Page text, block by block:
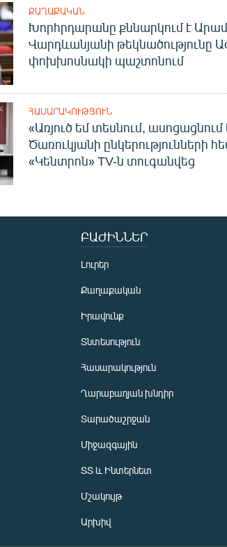
ՔԱՂԱՔԱԿԱՆ
Խորհրդարանը քննարկում է Արամ
Վարդևանյանի թեկնածությունը
փոխխոսնակի պաշտոնում
ՀԱՍԱՐԱԿՈՒԹՅՈՒՆ
«Առյուծ եմ տեսնում, ասոցացնում
Ծառուկյանի ընկերությունների
«Կենտրոն» TV-ն տուգանվեց
ԲԱԺԻՆՆԵՐ
Լուրեր
Քաղաքական
Իրավունք
Տնտեսություն
Հասարակություն
Ղարաբաղյան խնդիր
Տարածաշրջան
Միջազգային
ՏՏ և Ինտերնետ
Մշակույթ
Արխիվ